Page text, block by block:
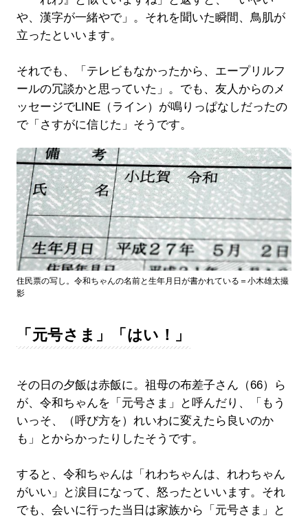
や、漢字が一緒やで」。それを聞いた瞬間、鳥肌が
立ったといいます。
それでも、「テレビもなかったから、エープリルフ
ールの冗談かと思っていた」。でも、友人からのメ
ッセージでLINE（ライン）が鳴りっぱなしだったの
で「さすがに信じた」そうです。
住民票の写し。令和ちゃんの名前と生年月日が書かれている＝小木雄太撮
影
「元号さま」「はい！」
その日の夕飯は赤飯に。祖母の布差子さん（66）ら
が、令和ちゃんを「元号さま」と呼んだり、「もう
いっそ、（呼び方を）れいわに変えたら良いのか
も」とからかったりしたそうです。
すると、令和ちゃんは「れわちゃんは、れわちゃん
がいい」と涙目になって、怒ったといいます。それ
でも、会いに行った当日は家族から「元号さま」と